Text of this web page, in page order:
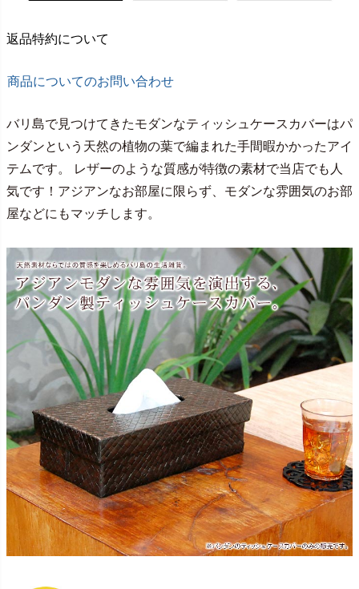
返品特約について
商品についてのお問い合わせ
バリ島で見つけてきたモダンなティッシュケースカバーはパ
ンダンという天然の植物の葉で編まれた手間暇かかったアイ
テムです。 レザーのような質感が特徴の素材で当店でも人
気です！アジアンなお部屋に限らず、モダンな雰囲気のお部
屋などにもマッチします。